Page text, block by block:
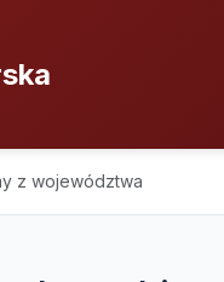
z województwa